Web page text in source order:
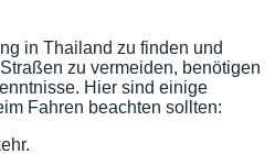
in Thailand zu finden und
zu vermeiden, benötigen
Hier sind einige
Fahren beachten sollten: